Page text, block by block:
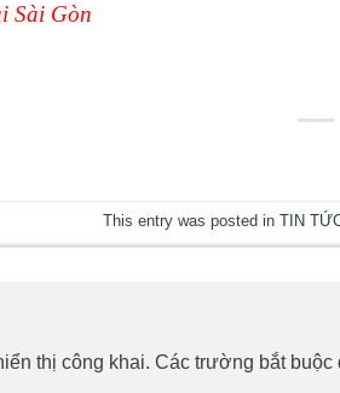
Sài Gòn
This entry was posted in TIN
thị công khai. Các trường bắt buộc